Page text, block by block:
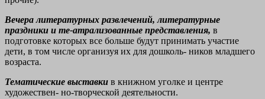
Вечера литературных развлечений, литературные
праздники и те-атрализованные представления, в
подготовке которых все больше будут принимать участие
дети, в том числе организуя их для дошколь- ников младшего
возраста.
Тематические выставки в книжном уголке и центре
художествен- но-творческой деятельности.